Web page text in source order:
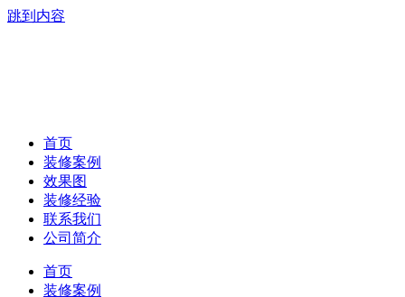
跳到内容
首页
装修案例
效果图
装修经验
联系我们
公司简介
首页
装修案例